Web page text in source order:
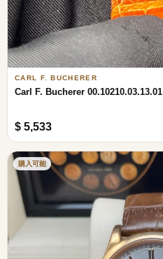
CARL F. BUCHERER
Carl F. Bucherer 00.10210.03.13.01
$ 5,533
購入可能